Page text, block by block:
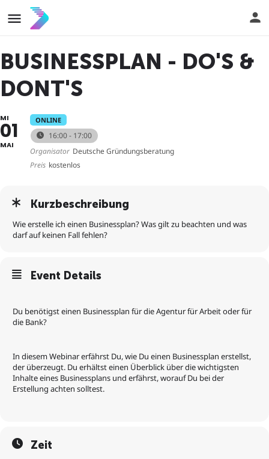
BUSINESSPLAN - DO'S &
DONT'S
MI
01
MAI
ONLINE
16:00 - 17:00
Organisator Deutsche Gründungsberatung
Preis kostenlos
Kurzbeschreibung
Wie erstelle ich einen Businessplan? Was gilt zu beachten und was
darf auf keinen Fall fehlen?
Event Details
Du benötigst einen Businessplan für die Agentur für Arbeit oder für
die Bank?
In diesem Webinar erfährst Du, wie Du einen Businessplan erstellst,
der überzeugt. Du erhältst einen Überblick über die wichtigsten
Inhalte eines Businessplans und erfährst, worauf Du bei der
Erstellung achten solltest.
Zeit